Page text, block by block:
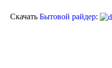
Скачать Бытовой райдер: